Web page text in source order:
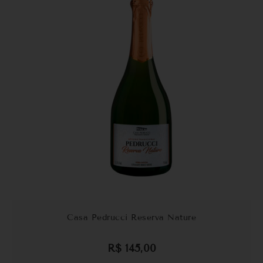
Casa Pedrucci Reserva Nature
R$145,00